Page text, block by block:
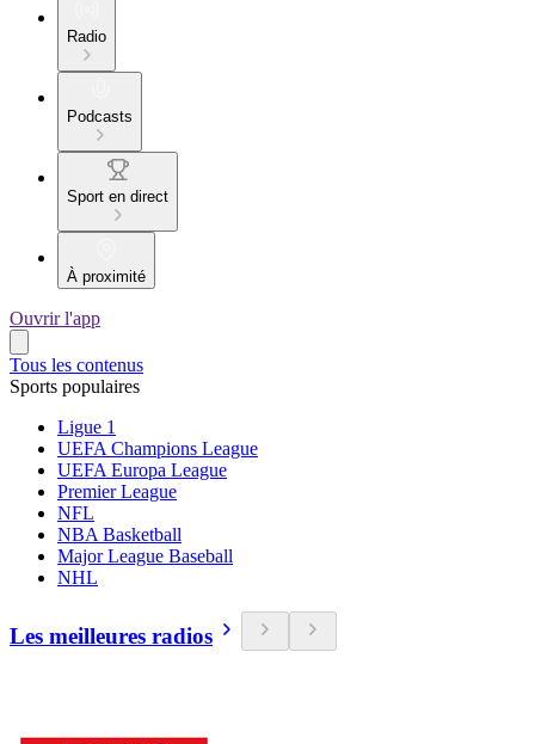
Radio
Podcasts
Sport en direct
À proximité
Ouvrir l'app
Tous les contenus
Sports populaires
Ligue 1
UEFA Champions League
UEFA Europa League
Premier League
NFL
NBA Basketball
Major League Baseball
NHL
Les meilleures radios